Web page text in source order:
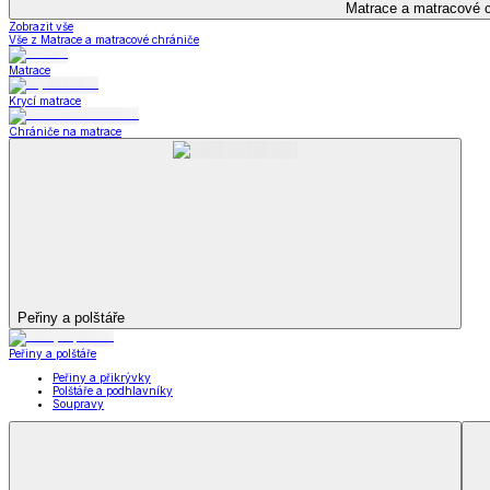
Kuchyňský a jídelní textil
Kuchyňský a jídelní textil
Kuchyňské zástěry a chňapky
Utěrky
Ubrusy a prostírání
Zobrazit vše
Vše z Kuchyňský a jídelní textil
Kuchyňské zástěry a chňapky
Utěrky